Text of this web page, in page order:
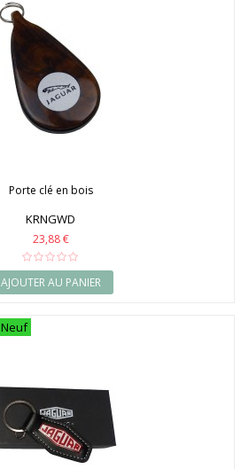
Porte clé en bois
KRNGWD
23,88 €
AJOUTER AU PANIER
Neuf